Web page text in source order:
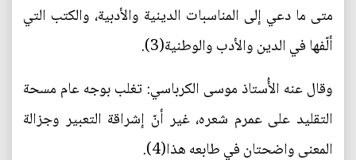
متى ما دعي إلى المناسبات الدينية والأدبية، والكتب التي
ألّفها في الدين والأدب والوطنية(3).
وقال عنه الأُستاذ موسى الكرباسي: تغلب بوجه عام مسحة
التقليد على عمرم شعره، غير أنّ إشراقة التعبير وجزالة
المعنى واضحتان في طابعه هذا(4).